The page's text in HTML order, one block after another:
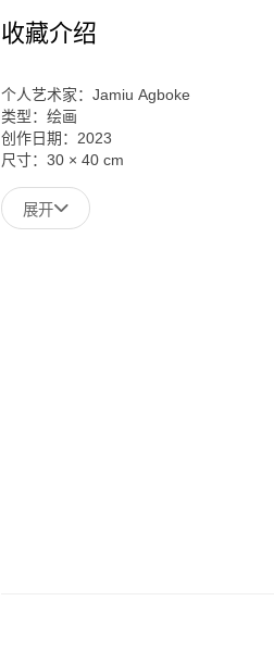
收藏介绍
个人艺术家：Jamiu Agboke
类型：绘画
创作日期：2023
尺寸： 30 × 40 cm
展开